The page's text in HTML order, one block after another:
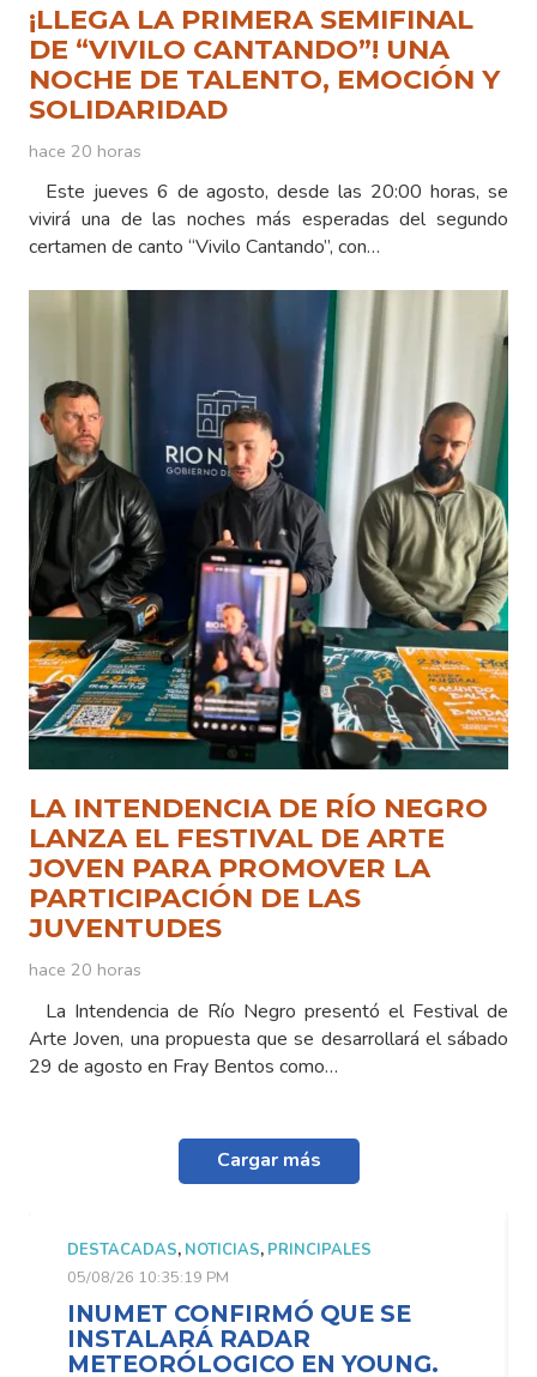
¡LLEGA LA PRIMERA SEMIFINAL
DE “VIVILO CANTANDO”! UNA
NOCHE DE TALENTO, EMOCIÓN Y
SOLIDARIDAD
hace 20 horas
Este jueves 6 de agosto, desde las 20:00 horas, se
vivirá una de las noches más esperadas del segundo
certamen de canto “Vivilo Cantando”, con…
LA INTENDENCIA DE RÍO NEGRO
LANZA EL FESTIVAL DE ARTE
JOVEN PARA PROMOVER LA
PARTICIPACIÓN DE LAS
JUVENTUDES
hace 20 horas
La Intendencia de Río Negro presentó el Festival de
Arte Joven, una propuesta que se desarrollará el sábado
29 de agosto en Fray Bentos como…
Cargar más
DESTACADAS, NOTICIAS, PRINCIPALES
05/08/26 10:35:19 PM
INUMET CONFIRMÓ QUE SE
INSTALARÁ RADAR
METEORÓLOGICO EN YOUNG.